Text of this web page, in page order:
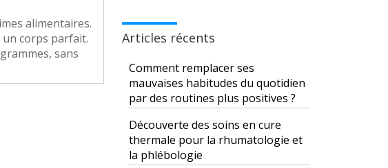
alimentaires.
un corps parfait.
sans
Articles récents
Comment remplacer ses
mauvaises habitudes du quotidien
par des routines plus positives ?
Découverte des soins en cure
thermale pour la rhumatologie et
la phlébologie